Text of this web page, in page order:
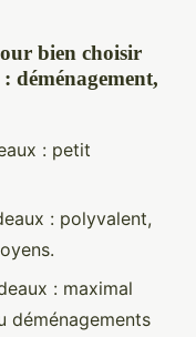
bien choisir
déménagement,
: petit
: polyvalent,
: maximal
déménagements